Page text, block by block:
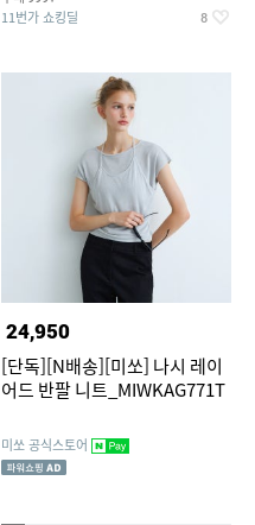
11번가 쇼킹딜 8
24,950
[단독][N배송][미쏘] 나시 레이
어드 반팔 니트_MIWKAG771T
미쏘 공식스토어